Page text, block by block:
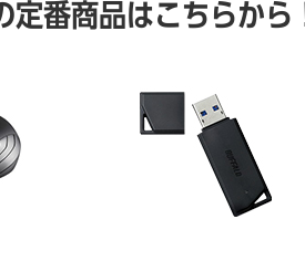
定番商品はこちらから